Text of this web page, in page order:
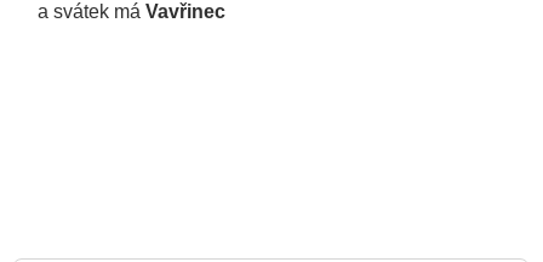
a svátek má Vavřinec